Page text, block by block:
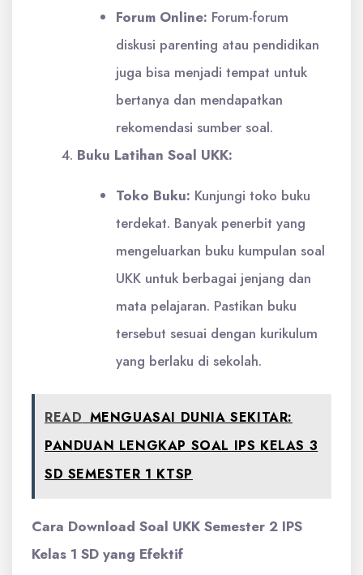
Forum Online: Forum-forum
diskusi parenting atau pendidikan
juga bisa menjadi tempat untuk
bertanya dan mendapatkan
rekomendasi sumber soal.
Buku Latihan Soal UKK:
Toko Buku: Kunjungi toko buku
terdekat. Banyak penerbit yang
mengeluarkan buku kumpulan soal
UKK untuk berbagai jenjang dan
mata pelajaran. Pastikan buku
tersebut sesuai dengan kurikulum
yang berlaku di sekolah.
READ MENGUASAI DUNIA SEKITAR:
PANDUAN LENGKAP SOAL IPS KELAS 3
SD SEMESTER 1 KTSP
Cara Download Soal UKK Semester 2 IPS
Kelas 1 SD yang Efektif